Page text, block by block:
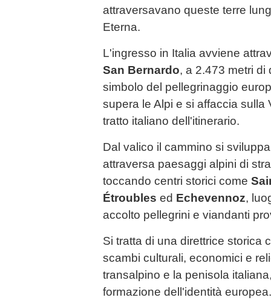
attraversavano queste terre
Eterna.
L'ingresso in Italia avviene
San Bernardo, a 2.473 metri di
simbolo del pellegrinaggio
supera le Alpi e si affaccia sulla
tratto italiano dell'itinerario.
Dal valico il cammino si
attraversa paesaggi alpini di
toccando centri storici come
Étroubles ed Echevennoz,
accolto pellegrini e viandanti
Si tratta di una direttrice storica
scambi culturali, economici e
transalpino e la penisola
formazione dell'identità europea.